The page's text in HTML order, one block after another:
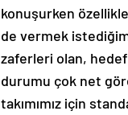
konuşurken
de vermek
zaferleri olan,
durumu çok net
takımımız için